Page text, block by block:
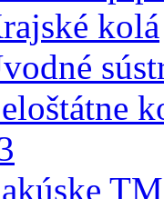
kolá